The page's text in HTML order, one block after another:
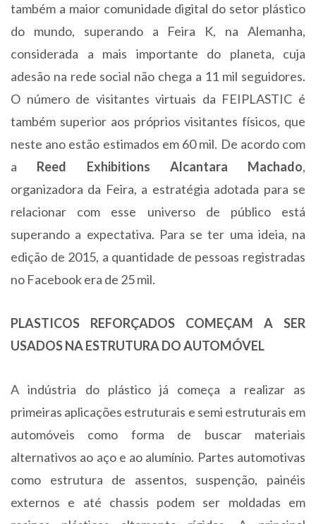
também a maior comunidade digital do setor plástico
do mundo, superando a Feira K, na Alemanha,
considerada a mais importante do planeta, cuja
adesão na rede social não chega a 11 mil seguidores.
O número de visitantes virtuais da FEIPLASTIC é
também superior aos próprios visitantes físicos, que
neste ano estão estimados em 60 mil. De acordo com
a Reed Exhibitions Alcantara Machado,
organizadora da Feira, a estratégia adotada para se
relacionar com esse universo de público está
superando a expectativa. Para se ter uma ideia, na
edição de 2015, a quantidade de pessoas registradas
no Facebook era de 25 mil.
PLASTICOS REFORÇADOS COMEÇAM A SER
USADOS NA ESTRUTURA DO AUTOMÓVEL
A indústria do plástico já começa a realizar as
primeiras aplicações estruturais e semi estruturais em
automóveis como forma de buscar materiais
alternativos ao aço e ao alumínio. Partes automotivas
como estrutura de assentos, suspenção, painéis
externos e até chassis podem ser moldadas em